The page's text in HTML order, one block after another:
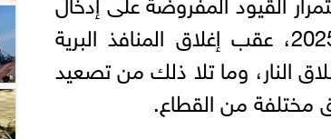
المساعدات إلى غزة منذ مارس 2025، عقب إغلاق المنافذ البرية
النار، وما تلا ذلك من تصعيد
من القطاع.